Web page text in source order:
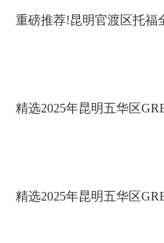
重磅推荐!昆明官渡区托福
精选2025年昆明五华区
精选2025年昆明五华区